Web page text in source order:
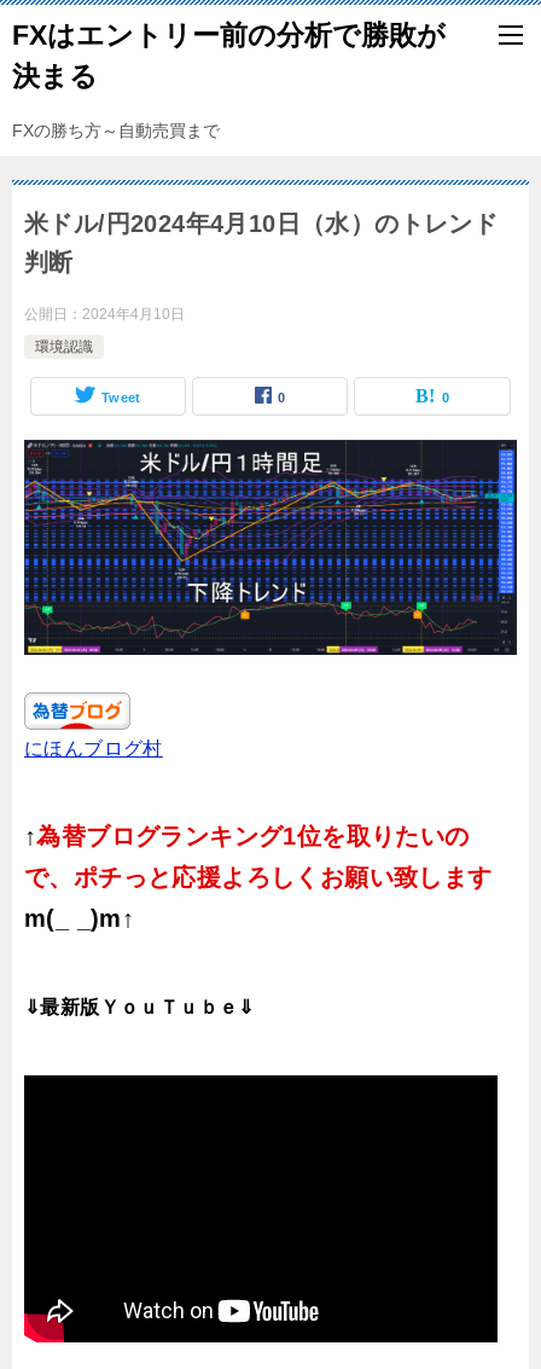
FXはエントリー前の分析で勝敗が
決まる
FXの勝ち方～自動売買まで
米ドル/円2024年4月10日（水）のトレンド
判断
公開日： 2024年4月10日
環境認識
Tweet 0 0
にほんブログ村
↑為替ブログランキング1位を取りたいの
で、ポチっと応援よろしくお願い致します
m(_ _)m↑
⇓最新版ＹｏｕＴｕｂｅ⇓